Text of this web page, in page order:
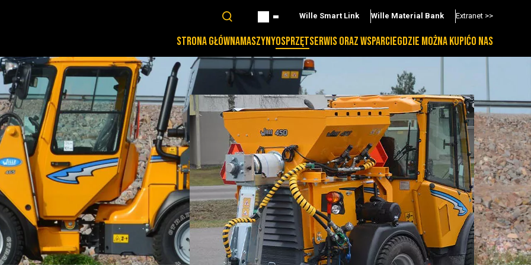
Wille Smart Link Wille Material Bank Extranet >>
STRONA GŁÓWNAMASZYNYOSPRZĘTSERWIS ORAZ WSPARCIEGDZIE MOŻNA KUPIĆO NAS